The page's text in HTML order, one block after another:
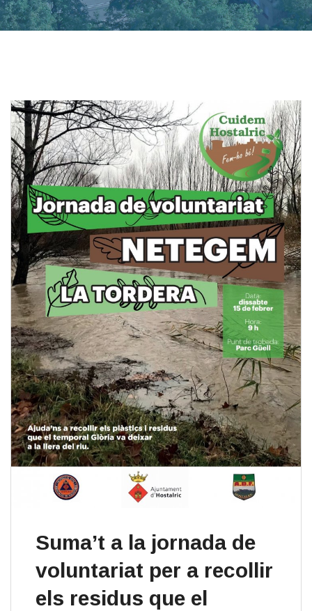
Suma’t a la jornada de
voluntariat per a recollir
els residus que el